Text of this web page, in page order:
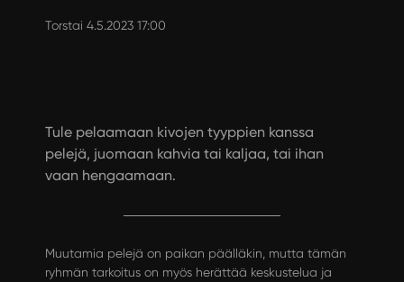
Torstai 4.5.2023 17:00
Tule pelaamaan kivojen tyyppien kanssa
pelejä, juomaan kahvia tai kaljaa, tai ihan
vaan hengaamaan.
Muutamia pelejä on paikan päälläkin, mutta tämän
ryhmän tarkoitus on myös herättää keskustelua ja